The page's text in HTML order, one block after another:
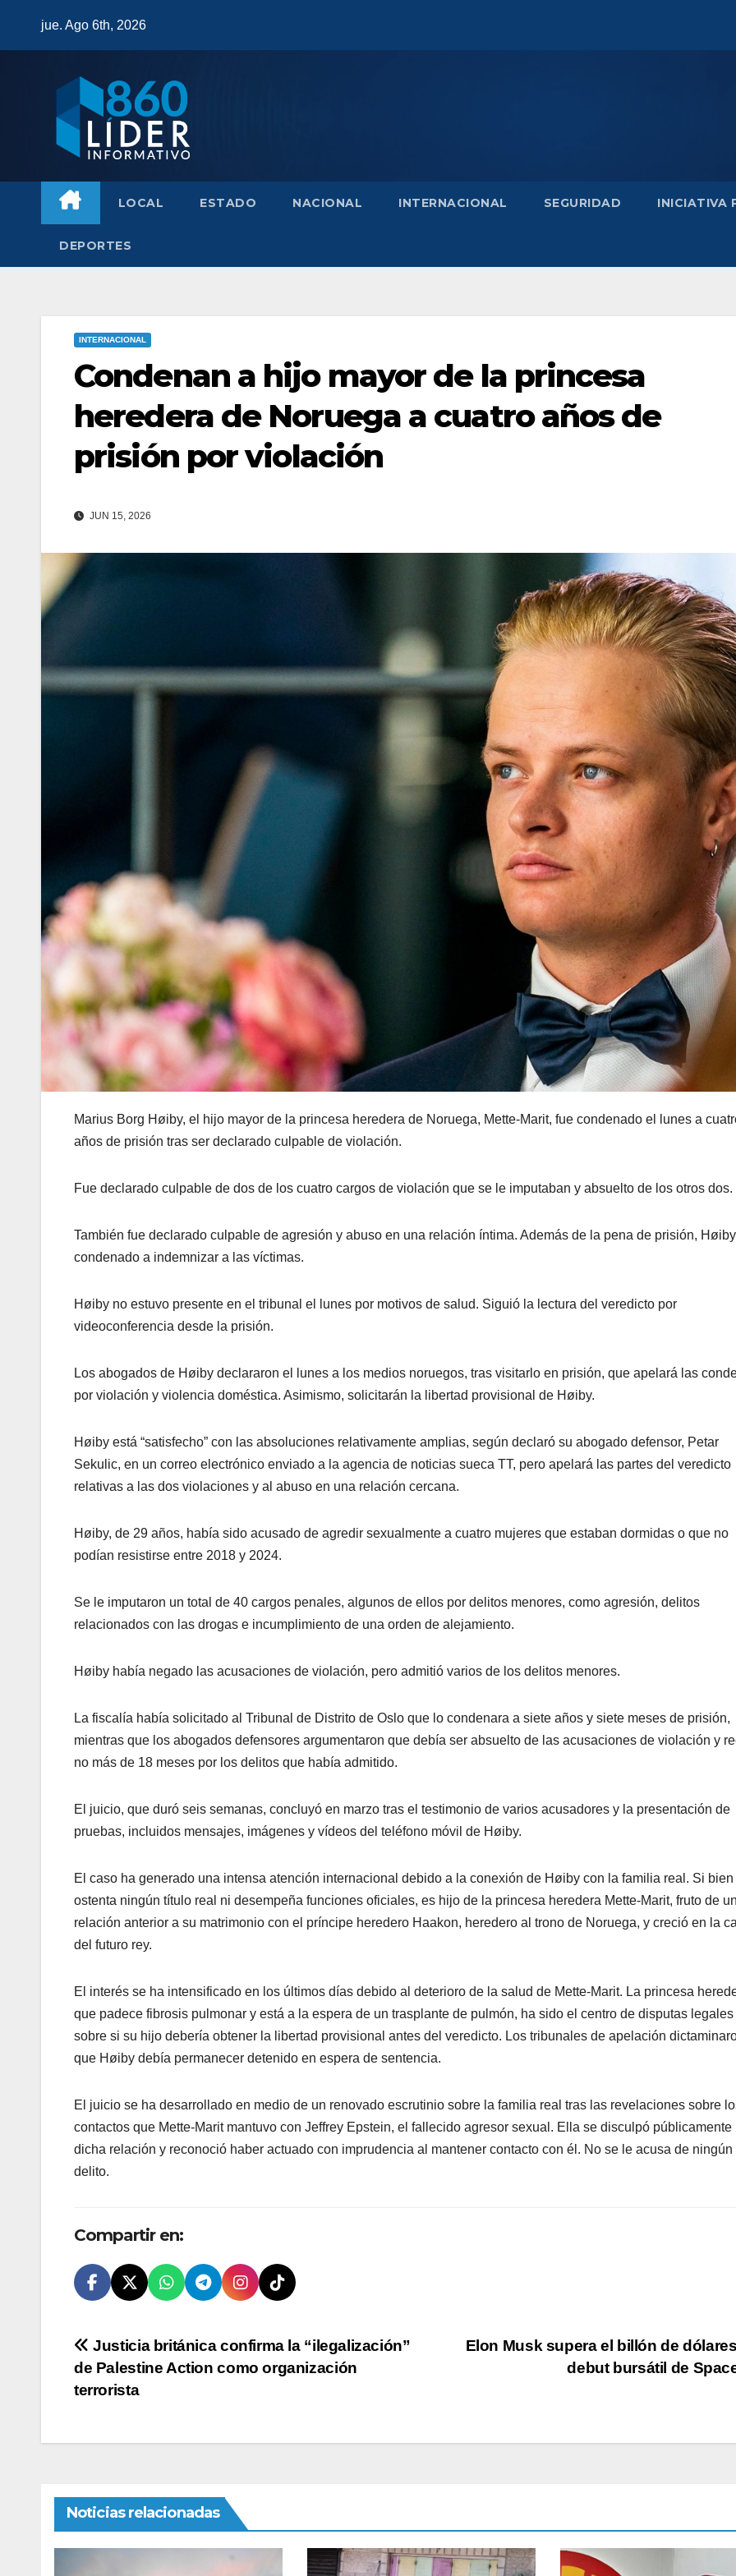
jue. Ago 6th, 2026
LOCAL ESTADO NACIONAL INTERNACIONAL SEGURIDAD INICIATIVA
DEPORTES
INTERNACIONAL
Condenan a hijo mayor de la princesa
heredera de Noruega a cuatro años de
prisión por violación
JUN 15, 2026
Marius Borg Høiby, el hijo mayor de la princesa heredera de Noruega, Mette-Marit, fue condenado el lunes a
años de prisión tras ser declarado culpable de violación.
Fue declarado culpable de dos de los cuatro cargos de violación que se le imputaban y absuelto de los otros dos.
También fue declarado culpable de agresión y abuso en una relación íntima. Además de la pena de prisión,
condenado a indemnizar a las víctimas.
Høiby no estuvo presente en el tribunal el lunes por motivos de salud. Siguió la lectura del veredicto por
videoconferencia desde la prisión.
Los abogados de Høiby declararon el lunes a los medios noruegos, tras visitarlo en prisión, que apelará las
por violación y violencia doméstica. Asimismo, solicitarán la libertad provisional de Høiby.
Høiby está “satisfecho” con las absoluciones relativamente amplias, según declaró su abogado defensor, Petar
Sekulic, en un correo electrónico enviado a la agencia de noticias sueca TT, pero apelará las partes del veredicto
relativas a las dos violaciones y al abuso en una relación cercana.
Høiby, de 29 años, había sido acusado de agredir sexualmente a cuatro mujeres que estaban dormidas o que no
podían resistirse entre 2018 y 2024.
Se le imputaron un total de 40 cargos penales, algunos de ellos por delitos menores, como agresión, delitos
relacionados con las drogas e incumplimiento de una orden de alejamiento.
Høiby había negado las acusaciones de violación, pero admitió varios de los delitos menores.
La fiscalía había solicitado al Tribunal de Distrito de Oslo que lo condenara a siete años y siete meses de prisión,
mientras que los abogados defensores argumentaron que debía ser absuelto de las acusaciones de violación y
no más de 18 meses por los delitos que había admitido.
El juicio, que duró seis semanas, concluyó en marzo tras el testimonio de varios acusadores y la presentación de
pruebas, incluidos mensajes, imágenes y vídeos del teléfono móvil de Høiby.
El caso ha generado una intensa atención internacional debido a la conexión de Høiby con la familia real. Si bien
ostenta ningún título real ni desempeña funciones oficiales, es hijo de la princesa heredera Mette-Marit, fruto de
relación anterior a su matrimonio con el príncipe heredero Haakon, heredero al trono de Noruega, y creció en la
del futuro rey.
El interés se ha intensificado en los últimos días debido al deterioro de la salud de Mette-Marit. La princesa
que padece fibrosis pulmonar y está a la espera de un trasplante de pulmón, ha sido el centro de disputas legales
sobre si su hijo debería obtener la libertad provisional antes del veredicto. Los tribunales de apelación
que Høiby debía permanecer detenido en espera de sentencia.
El juicio se ha desarrollado en medio de un renovado escrutinio sobre la familia real tras las revelaciones sobre
contactos que Mette-Marit mantuvo con Jeffrey Epstein, el fallecido agresor sexual. Ella se disculpó públicamente
dicha relación y reconoció haber actuado con imprudencia al mantener contacto con él. No se le acusa de ningún
delito.
Compartir en:
Navegación
de
Elon Musk supera el billón de
debut bursátil de
Justicia británica confirma la “ilegalización”
de Palestine Action como organización
terrorista
Noticias relacionadas
SEGURIDAD
En aumento la
detención de
distribuyendo
droga en la